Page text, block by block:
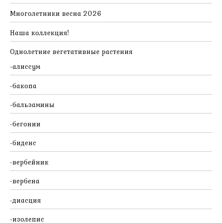
Многолетники весна 2026
Наша коллекция!
Однолетние вегетативные растения
алиссум
бакопа
бальзамины
бегонии
биденс
вербейник
вербена
диасция
изолепис